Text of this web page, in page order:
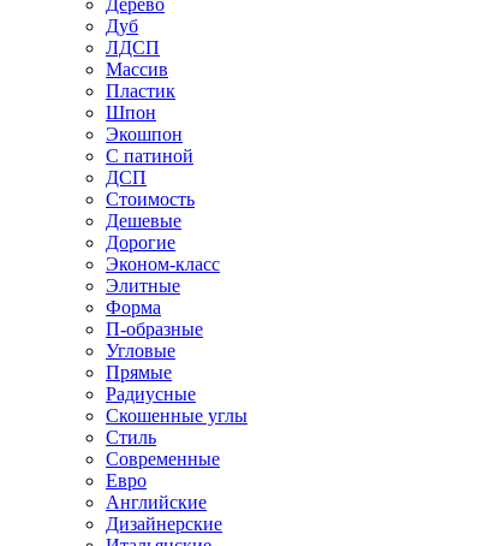
Дуб
ЛДСП
Массив
Пластик
Шпон
Экошпон
С патиной
ДСП
Стоимость
Дешевые
Дорогие
Эконом-класс
Элитные
Форма
П-образные
Угловые
Прямые
Радиусные
Скошенные углы
Стиль
Современные
Евро
Английские
Дизайнерские